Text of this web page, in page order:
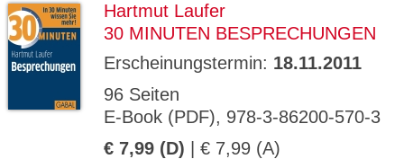
Hartmut Laufer
30 MINUTEN BESPRECHUNGEN
Erscheinungstermin: 18.11.2011
96 Seiten
E-Book (PDF), 978-3-86200-570-3
€ 7,99 (D) | € 7,99 (A)
GV_CO
OKIES
gabal-
Speichert den Zustimmungsstatus des
Domäne.
ge
T
P